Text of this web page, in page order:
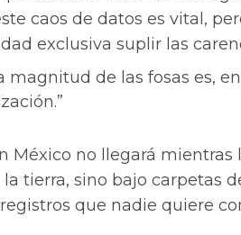
caos de datos es vital,
exclusiva suplir las
magnitud de las fosas es,
México no llegará mientras
la tierra, sino bajo carpetas
que nadie quiere